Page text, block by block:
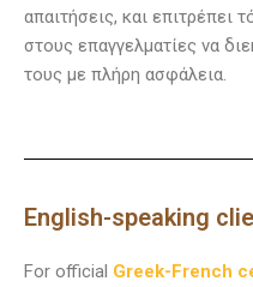
απαιτήσεις, και επιτρέπει
στους επαγγελματίες να
τους με πλήρη ασφάλεια.
English-speaking
For official Greek-French